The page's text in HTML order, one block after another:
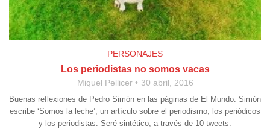
PERSONAJES
Los periodistas no somos vacas
Miquel Pellicer 30 abril, 2016
Buenas reflexiones de Pedro Simón en las páginas de El Mundo. Simón
escribe ‘Somos la leche’, un artículo sobre el periodismo, los periódicos
y los periodistas. Seré sintético, a través de 10 tweets: